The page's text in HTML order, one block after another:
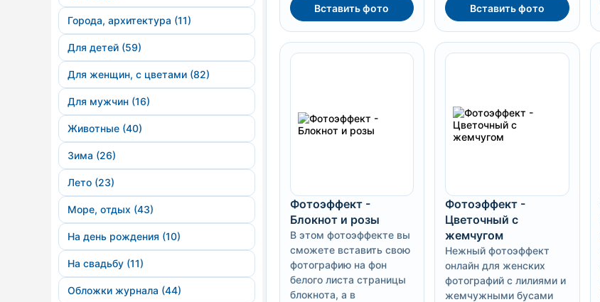
Города, архитектура (11)
Для детей (59)
Для женщин, с цветами (82)
Для мужчин (16)
Животные (40)
Зима (26)
Лето (23)
Море, отдых (43)
На день рождения (10)
На свадьбу (11)
Обложки журнала (44)
Вставить фото
Вставить фото
Фотоэффект -
Блокнот и розы
В этом фотоэффекте вы
сможете вставить свою
фотографию на фон
белого листа страницы
блокнота, а в
Фотоэффект -
Цветочный с
жемчугом
Нежный фотоэффект
онлайн для женских
фотографий с лилиями и
жемчужными бусами